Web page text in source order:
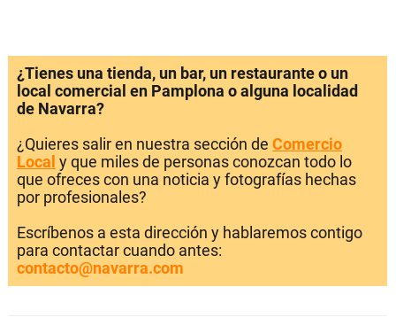
¿Tienes una tienda, un bar, un restaurante o un
local comercial en Pamplona o alguna localidad
de Navarra?
¿Quieres salir en nuestra sección de Comercio
Local y que miles de personas conozcan todo lo
que ofreces con una noticia y fotografías hechas
por profesionales?
Escríbenos a esta dirección y hablaremos contigo
para contactar cuando antes:
contacto@navarra.com